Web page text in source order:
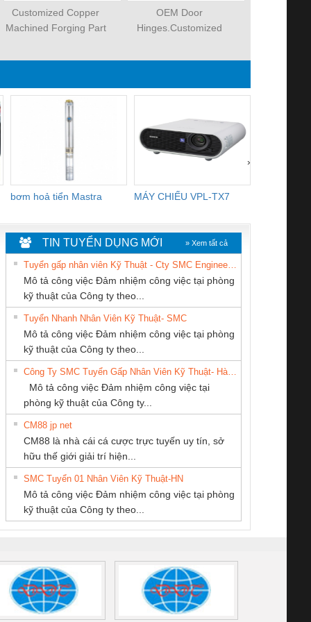
Customized Copper
Machined Forging Part
OEM Door
Hinges.Customized
Hinge.
bơm hoả tiển Mastra MÁY CHIẾU VPL-TX7
›
An Toàn
Contact
– PSR-
SCP-
FSP/2X1/1X2
sát chuỗi
tấm pin
16I+
(2502520000)
Bộ giám sát chuỗi
tấm pin
TRANSCLINIC 16I+
1K5 L (2433950000)
Bộ giám sát dòng
TRANSCLINIC 16I+
(2008130000)
Bộ chỉnh lưu nguồn
điện TRANSCLINIC
BKE 1K5.4
(7791400879)2. Giá
Nẹp nhôm chống
trơn Đà Nẵng
TY TNHH
MẠI
VỤ KỸ
ĐIỆN CƠ
HƯNG PHÁT
CÔNG TY CP TỰ
ĐỘNG TIẾN
HƯNG
Cty TNHH TM QC
TY TNHH
THUẬT KTECH
NAM
THƯƠNG MẠI
THIÊN ÂN VIỆT
NAM
MEKONG MARINE
TIN TUYỂN DỤNG MỚI » Xem tất cả
Mô tả công việc Đảm nhiệm công việc tại phòng
kỹ thuật của Công ty theo...
Tuyển Nhanh Nhân Viên Kỹ Thuật- SMC
Mô tả công việc Đảm nhiệm công việc tại phòng
kỹ thuật của Công ty theo...
Mô tả công việc Đảm nhiệm công việc tại
phòng kỹ thuật của Công ty...
CM88 jp net
CM88 là nhà cái cá cược trực tuyến uy tín, sở
hữu thế giới giải trí hiện...
SMC Tuyển 01 Nhân Viên Kỹ Thuật-HN
Mô tả công việc Đảm nhiệm công việc tại phòng
kỹ thuật của Công ty theo...